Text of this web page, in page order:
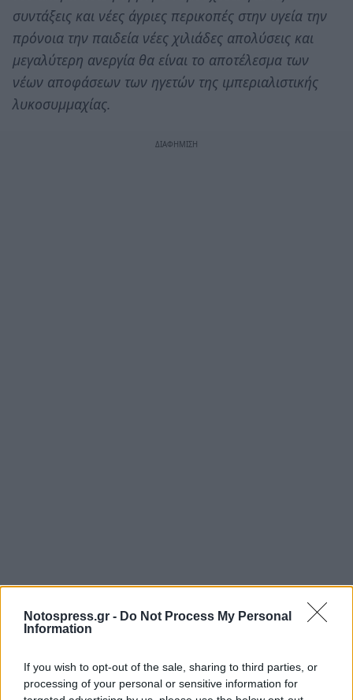
Notospress.gr - Do Not Process My Personal
Information
If you wish to opt-out of the sale, sharing to third parties, or
processing of your personal or sensitive information for
συντάξεις και νέες άγριες περικοπές στην υγεία την
πρόνοια την παιδεία νέες χιλιάδες απολύσεις και
μεγαλύτερη ανεργία θα είναι το αποτέλεσμα των
νέων αποφάσεων των ηγετών της ιμπεριαλιστικής
λυκοσυμμαχίας.
Η αισχρή προπαγάνδα της κυβέρνησης, των